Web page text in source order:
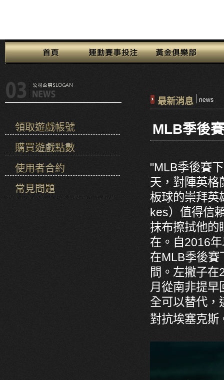
領取遊戲帳號
購買遊戲點數
使用者合約
常見問題
最新消息 news
MLB季後
"MLB季後賽
天，對陣英格
板球的崇拜英
kes）值得信
抹布擦拭他的
在。自2016
在MLB季後
間。左撇子
月從南非提早
全可以替代，
對抗埃塞克斯